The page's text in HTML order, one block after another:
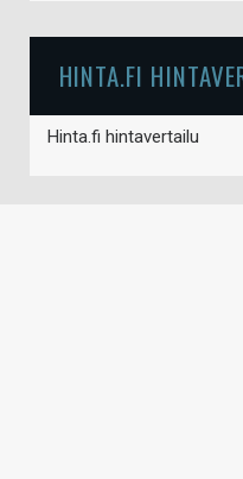
HINTA.FI
Hinta.fi hintavertailu